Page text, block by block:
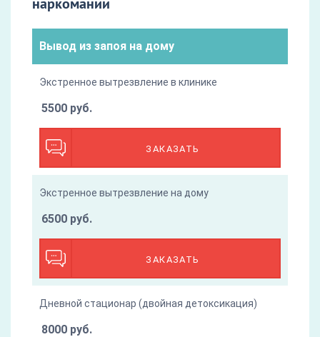
наркомании
Вывод из запоя на дому
Экстренное вытрезвление в клинике
ЗАКАЗАТЬ
5500 руб.
Экстренное вытрезвление на дому
ЗАКАЗАТЬ
6500 руб.
Дневной стационар (двойная детоксикация)
8000 руб.